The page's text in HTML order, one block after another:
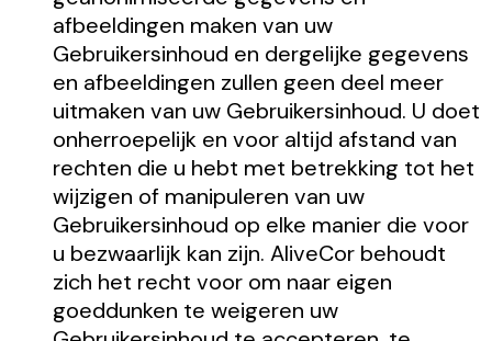
afbeeldingen maken van uw
Gebruikersinhoud en dergelijke gegevens
en afbeeldingen zullen geen deel meer
uitmaken van uw Gebruikersinhoud. U doet
onherroepelijk en voor altijd afstand van
rechten die u hebt met betrekking tot het
wijzigen of manipuleren van uw
Gebruikersinhoud op elke manier die voor
u bezwaarlijk kan zijn. AliveCor behoudt
zich het recht voor om naar eigen
goeddunken te weigeren uw